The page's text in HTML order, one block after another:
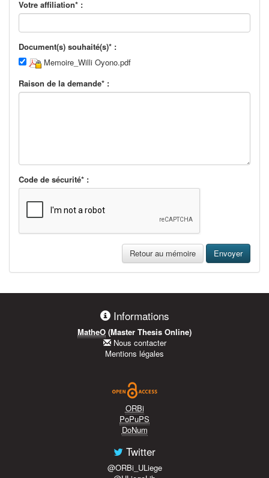
Votre affiliation* :
Document(s) souhaité(s)* :
Memoire_Willi Oyono.pdf
Raison de la demande* :
Code de sécurité* :
Retour au mémoire Envoyer
Informations
MatheO (Master Thesis Online)
Nous contacter
Mentions légales
ORBi
PoPuPS
DoNum
Twitter
@ORBi_ULiege